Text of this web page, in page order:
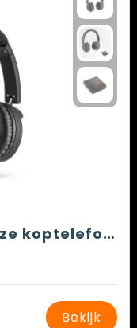
BEATDRUM. ABS draadloze koptelefoon met BT 5'0 transmissie
Bekijk